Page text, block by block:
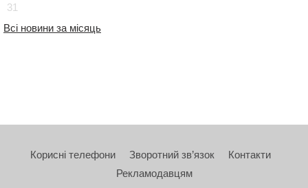
31
Всі новини за місяць
Корисні телефони Зворотний зв’язок
Контакти
Рекламодавцям